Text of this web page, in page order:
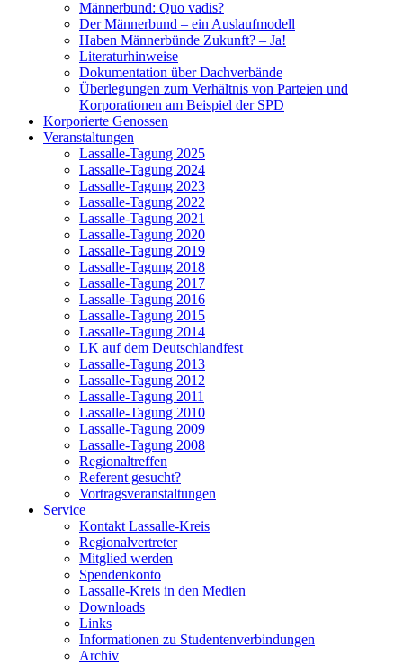
Männerbund: Quo vadis?
Der Männerbund – ein Auslaufmodell
Haben Männerbünde Zukunft? – Ja!
Literaturhinweise
Dokumentation über Dachverbände
Überlegungen zum Verhältnis von Parteien und
Korporationen am Beispiel der SPD
Korporierte Genossen
Veranstaltungen
Lassalle-Tagung 2025
Lassalle-Tagung 2024
Lassalle-Tagung 2023
Lassalle-Tagung 2022
Lassalle-Tagung 2021
Lassalle-Tagung 2020
Lassalle-Tagung 2019
Lassalle-Tagung 2018
Lassalle-Tagung 2017
Lassalle-Tagung 2016
Lassalle-Tagung 2015
Lassalle-Tagung 2014
LK auf dem Deutschlandfest
Lassalle-Tagung 2013
Lassalle-Tagung 2012
Lassalle-Tagung 2011
Lassalle-Tagung 2010
Lassalle-Tagung 2009
Lassalle-Tagung 2008
Regionaltreffen
Referent gesucht?
Vortragsveranstaltungen
Service
Kontakt Lassalle-Kreis
Regionalvertreter
Mitglied werden
Spendenkonto
Lassalle-Kreis in den Medien
Downloads
Links
Informationen zu Studentenverbindungen
Archiv